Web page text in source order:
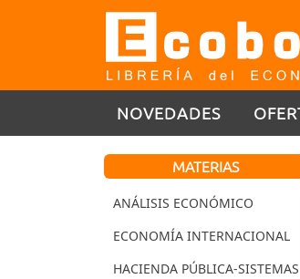
NOVEDADES
MATERIAS
ANÁLISIS ECONÓMICO
ECONOMÍA INTERNACIONAL
HACIENDA PÚBLICA-SISTEMAS